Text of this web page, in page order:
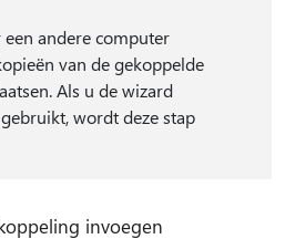
andere computer
van de gekoppelde
Als u de wizard
wordt deze stap
invoegen